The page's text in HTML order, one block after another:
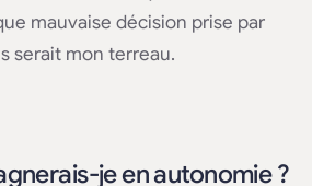
mauvaise décision prise par
serait mon terreau.
je en autonomie ?